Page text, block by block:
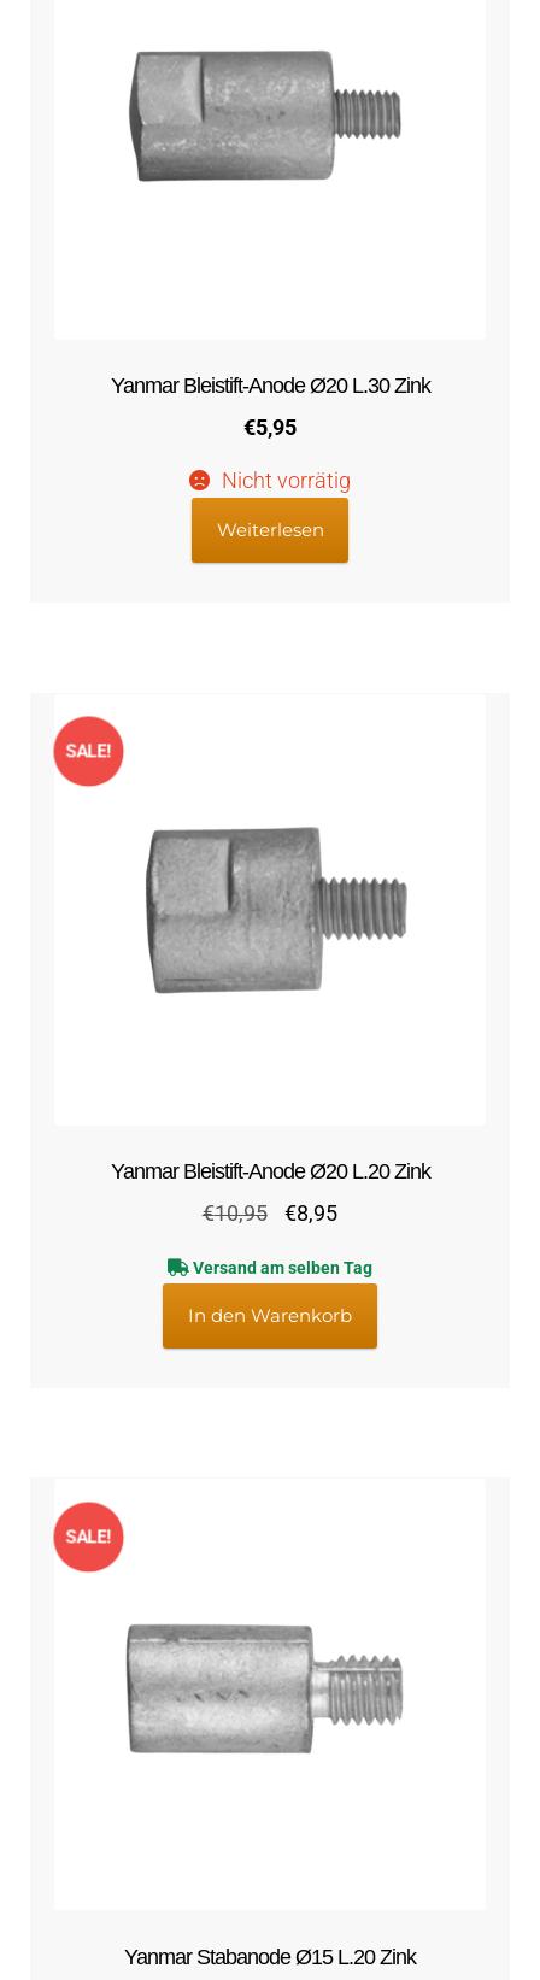
Yanmar Bleistift-Anode Ø20 L.30 Zink
€5,95
Nicht vorrätig
Weiterlesen
Yanmar Bleistift-Anode Ø20 L.20 Zink
SALE!
€10,95
Ursprünglicher
war:
€10,95
€8,95Aktueller
ist:
€8,95.
Versand am selben Tag
In den Warenkorb
Yanmar Stabanode Ø15 L.20 Zink
SALE!